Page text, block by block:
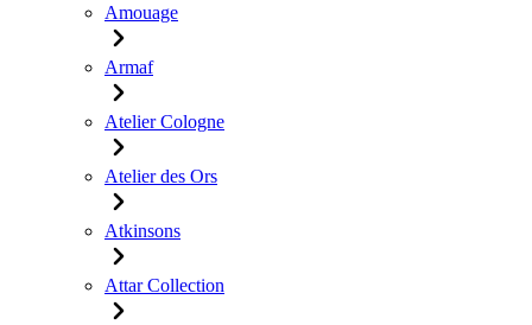
Amouage
Armaf
Atelier Cologne
Atelier des Ors
Atkinsons
Attar Collection